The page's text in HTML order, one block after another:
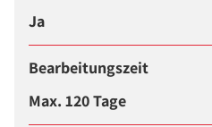
Ja
Bearbeitungszeit
Max. 120 Tage